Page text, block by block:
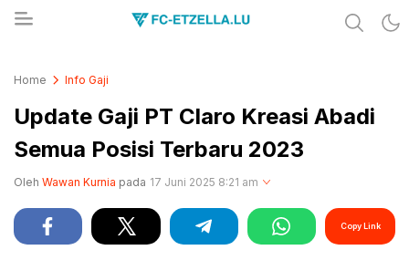
Home Info Gaji
Update Gaji PT Claro Kreasi Abadi
Semua Posisi Terbaru 2023
Oleh Wawan Kurnia pada 17 Juni 2025 8:21 am
Copy Link